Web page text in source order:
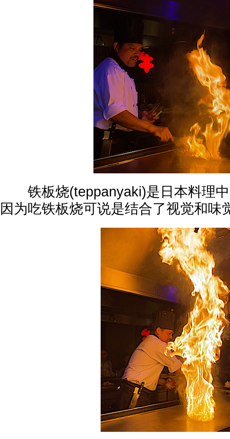
铁板烧(teppanyaki)是日本料理中
因为吃铁板烧可说是结合了视觉和味